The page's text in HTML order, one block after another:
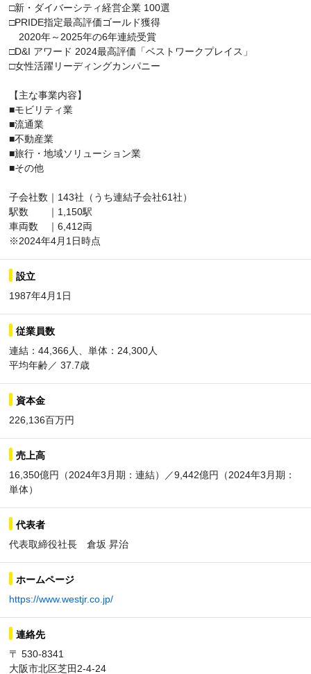
□新・ダイバーシティ経営企業 100選
□PRIDE指定最高評価ゴールド獲得
2020年～2025年の6年連続受賞
□D&I アワード 2024最高評価「ベストワークプレイス」
□女性活躍リーディングカンパニー
【主な事業内容】
■モビリティ業
■流通業
■不動産業
■旅行・地域ソリューション業
■その他
子会社数｜143社（うち連結子会社61社）
駅数 ｜1,150駅
車両数 ｜6,412両
※2024年4月1日時点
設立
1987年4月1日
従業員数
連結：44,366人、単体：24,300人
平均年齢／ 37.7歳
資本金
226,136百万円
売上高
16,350億円（2024年3月期：連結）／9,442億円（2024年3月期：
単体）
代表者
代表取締役社長 倉坂 昇治
ホームページ
https://www.westjr.co.jp/
連絡先
〒 530-8341
大阪市北区芝田2-4-24